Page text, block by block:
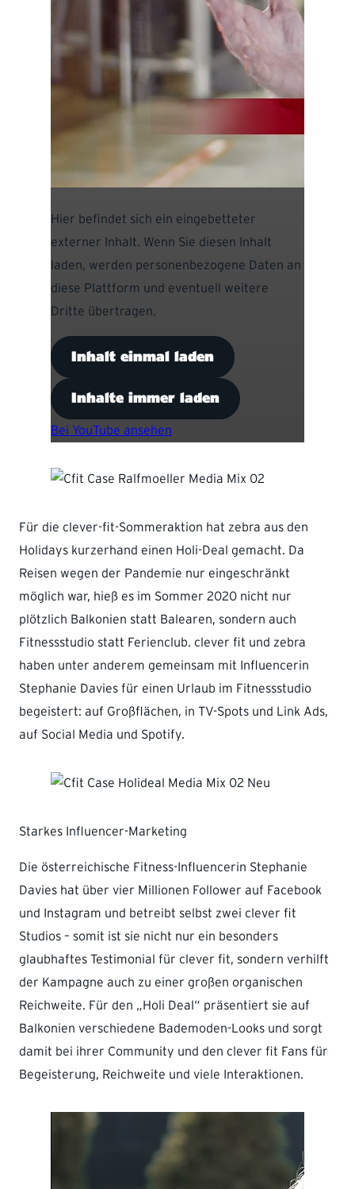
Hier befindet sich ein eingebetteter
externer Inhalt. Wenn Sie diesen Inhalt
laden, werden personenbezogene Daten an
diese Plattform und eventuell weitere
Dritte übertragen.
Inhalt einmal laden
Inhalte immer laden
Bei YouTube ansehen
Für die clever-fit-Sommeraktion hat zebra aus den
Holidays kurzerhand einen Holi-Deal gemacht. Da
Reisen wegen der Pandemie nur eingeschränkt
möglich war, hieß es im Sommer 2020 nicht nur
plötzlich Balkonien statt Balearen, sondern auch
Fitnessstudio statt Ferienclub. clever fit und zebra
haben unter anderem gemeinsam mit Influencerin
Stephanie Davies für einen Urlaub im Fitnessstudio
begeistert: auf Großflächen, in TV-Spots und Link Ads,
auf Social Media und Spotify.
Starkes Influencer-Marketing
Die österreichische Fitness-Influencerin Stephanie
Davies hat über vier Millionen Follower auf Facebook
und Instagram und betreibt selbst zwei clever fit
Studios – somit ist sie nicht nur ein besonders
glaubhaftes Testimonial für clever fit, sondern verhilft
der Kampagne auch zu einer großen organischen
Reichweite. Für den „Holi Deal“ präsentiert sie auf
Balkonien verschiedene Bademoden-Looks und sorgt
damit bei ihrer Community und den clever fit Fans für
Begeisterung, Reichweite und viele Interaktionen.